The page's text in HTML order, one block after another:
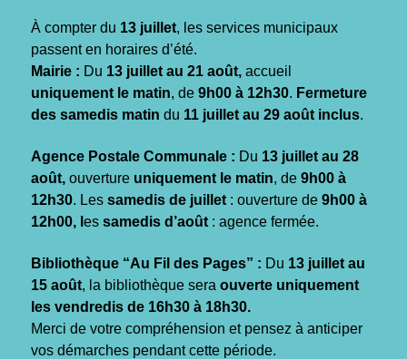
À compter du 13 juillet, les services municipaux
passent en horaires d’été.
Mairie : Du 13 juillet au 21 août, accueil
uniquement le matin, de 9h00 à 12h30. Fermeture
des samedis matin du 11 juillet au 29 août inclus.
Agence Postale Communale : Du 13 juillet au 28
août, ouverture uniquement le matin, de 9h00 à
12h30. Les samedis de juillet : ouverture de 9h00 à
12h00, l es samedis d’août : agence fermée.
Bibliothèque “Au Fil des Pages” : Du 13 juillet au
15 août, la bibliothèque sera ouverte uniquement
les vendredis de 16h30 à 18h30.
Merci de votre compréhension et pensez à anticiper
vos démarches pendant cette période.